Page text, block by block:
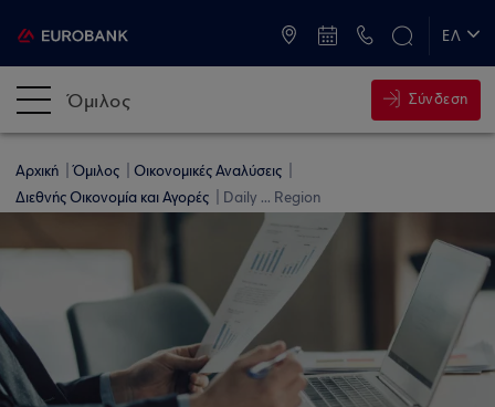
ΕΛ
Όμιλος Σύνδεση
Αρχική Όμιλος
Οικονομικές Αναλύσεις
Διεθνής Οικονομία και Αγορές
Daily ... Region